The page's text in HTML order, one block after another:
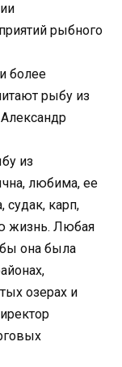
рыбного
более
рыбу из
из
любима, ее
карп,
жизнь. Любая
она была
озерах и